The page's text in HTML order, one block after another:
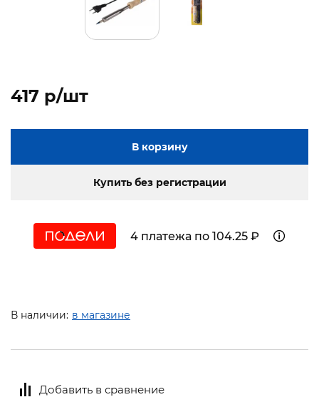
417 p/шт
В корзину
Купить без регистрации
4 платежа по 104.25 ₽
В наличии: в магазине
Добавить в сравнение